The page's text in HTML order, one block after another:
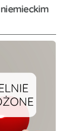
niemieckim